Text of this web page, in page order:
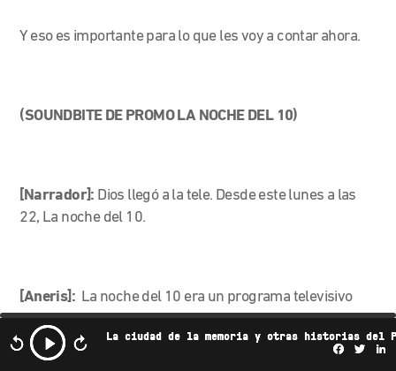
La ciudad de la memoria y otras historias del
Y eso es importante para lo que les voy a contar ahora.
(SOUNDBITE DE PROMO LA NOCHE DEL 10)
[Narrador]: Dios llegó a la tele. Desde este lunes a las
22, La noche del 10.
[Aneris]: La noche del 10 era un programa televisivo
presentado por el mismísimo Maradona, sobre sí mismo
y sus hazañas, estrenado en 2005. Y no era un show
nada más. Era una megaproducción como nunca se